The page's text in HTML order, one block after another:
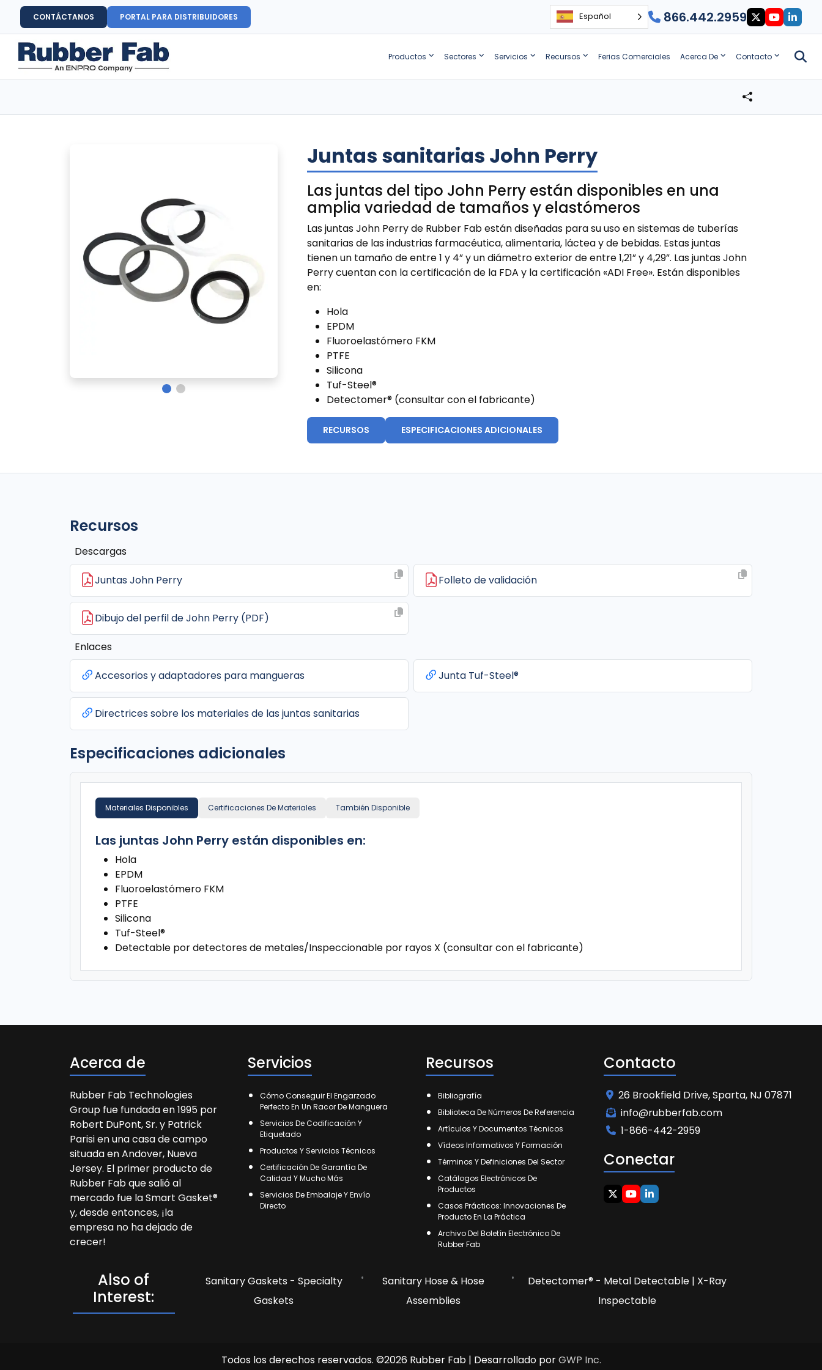
CONTÁCTANOS PORTAL PARA DISTRIBUIDORES Español 866.442.2959
Productos Sectores Servicios Recursos Ferias Comerciales Acerca De Contacto
Juntas sanitarias John Perry
Las juntas del tipo John Perry están disponibles en una
amplia variedad de tamaños y elastómeros
Las juntas John Perry de Rubber Fab están diseñadas para su uso en sistemas de tuberías
sanitarias de las industrias farmacéutica, alimentaria, láctea y de bebidas. Estas juntas
tienen un tamaño de entre 1 y 4” y un diámetro exterior de entre 1,21” y 4,29”. Las juntas John
Perry cuentan con la certificación de la FDA y la certificación «ADI Free». Están disponibles
en:
Hola
EPDM
Fluoroelastómero FKM
PTFE
Silicona
Tuf-Steel®
Detectomer® (consultar con el fabricante)
RECURSOS ESPECIFICACIONES ADICIONALES
Recursos
Descargas
Juntas John Perry Folleto de validación
Dibujo del perfil de John Perry (PDF)
Enlaces
Accesorios y adaptadores para mangueras Junta Tuf-Steel®
Directrices sobre los materiales de las juntas sanitarias
Especificaciones adicionales
Materiales Disponibles Certificaciones De Materiales También Disponible
Las juntas John Perry están disponibles en:
Hola
EPDM
Fluoroelastómero FKM
PTFE
Silicona
Tuf-Steel®
Detectable por detectores de metales/Inspeccionable por rayos X (consultar con el fabricante)
Acerca de
Rubber Fab Technologies
Group fue fundada en 1995 por
Robert DuPont, Sr. y Patrick
Parisi en una casa de campo
situada en Andover, Nueva
Jersey. El primer producto de
Rubber Fab que salió al
mercado fue la Smart Gasket®
y, desde entonces, ¡la
empresa no ha dejado de
crecer!
Servicios
Cómo Conseguir El Engarzado
Perfecto En Un Racor De Manguera
Servicios De Codificación Y
Etiquetado
Productos Y Servicios Técnicos
Certificación De Garantía De
Calidad Y Mucho Más
Servicios De Embalaje Y Envío
Directo
Recursos
Bibliografía
Biblioteca De Números De Referencia
Artículos Y Documentos Técnicos
Vídeos Informativos Y Formación
Términos Y Definiciones Del Sector
Catálogos Electrónicos De
Productos
Casos Prácticos: Innovaciones De
Producto En La Práctica
Archivo Del Boletín Electrónico De
Rubber Fab
Contacto
26 Brookfield Drive, Sparta, NJ 07871
info@rubberfab.com
1-866-442-2959
Conectar
Also of
Interest:
Sanitary Gaskets - Specialty
Gaskets
Sanitary Hose & Hose
Assemblies
Detectomer® - Metal Detectable | X-Ray
Inspectable
Todos los derechos reservados. ©2026 Rubber Fab | Desarrollado porGWP Inc.